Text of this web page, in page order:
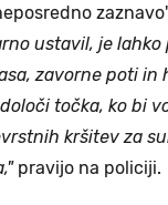
ustavil, je
zavorne poti
točka, ko bi
kršitev za
pravijo na policiji.